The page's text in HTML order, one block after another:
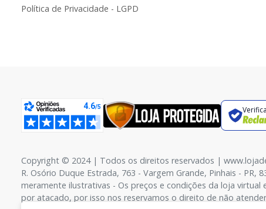
Política de Privacidade - LGPD
Copyright © 2024 | Todos os direitos reservados |
R. Osório Duque Estrada, 763 - Vargem Grande, Pinhais -
meramente ilustrativas - Os preços e condições da loja
por atacado, por isso nos reservamos o direito de não